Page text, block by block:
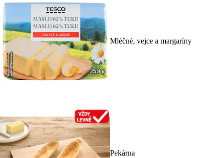
Mléčné, vejce a margaríny
Pekárna